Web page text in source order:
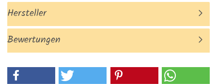
Hersteller
Bewertungen